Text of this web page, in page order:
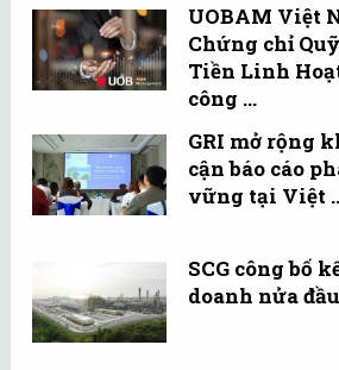
UOBAM Việt
Chứng chỉ
Tiền Linh
công ...
GRI mở rộng
cận báo cáo
vững tại Việt
SCG công bố
doanh nửa